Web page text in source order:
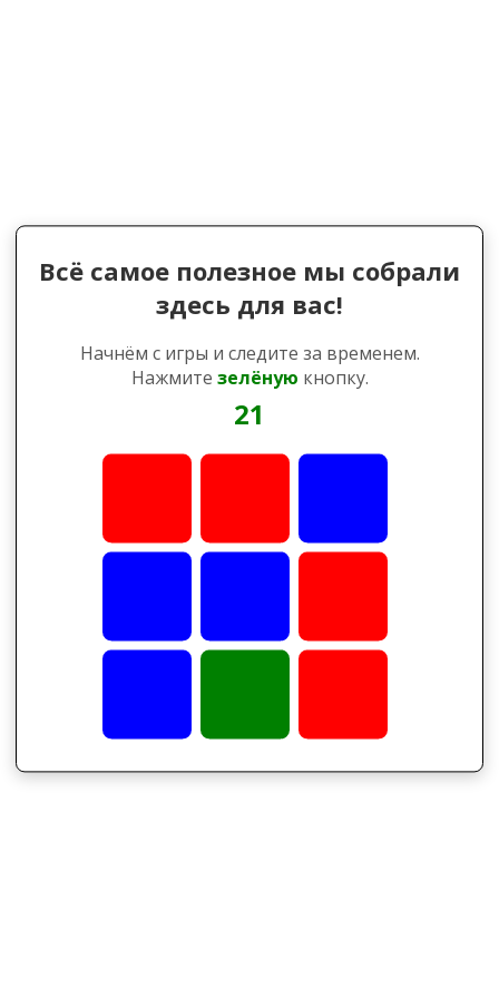
Всё самое полезное мы собрали
здесь для вас!
Начнём с игры и следите за временем.
Нажмите зелёную кнопку.
21